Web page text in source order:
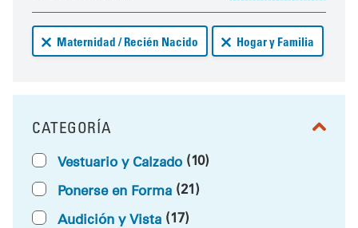
Remove Maternidad / Recién Nacido deals from your results
Maternidad / Recién Nacido Remove Hogar y
Hogar y Familia
FILTRAR POR
CATEGORÍA
Vestuario y Calzado (10)
Ponerse en Forma (21)
Audición y Vista (17)